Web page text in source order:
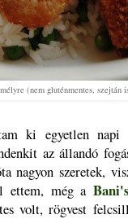
(nem gluténmentes, szejtán
ki egyetlen napi
az állandó
nagyon szeretek,
ettem, még a
volt, rögvest